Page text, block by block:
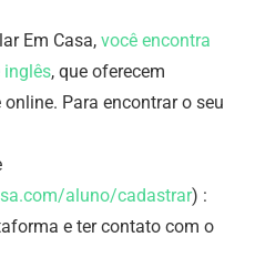
Em Casa, você encontra
inglês, que oferecem
Para encontrar o seu
aluno/cadastrar) :
e ter contato com o